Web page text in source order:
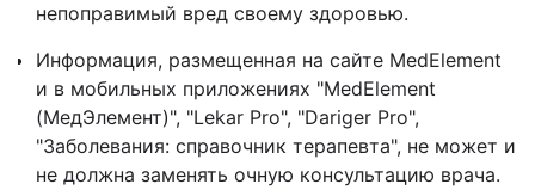
непоправимый вред своему здоровью.
Информация, размещенная на сайте MedElement
и в мобильных приложениях "MedElement
(МедЭлемент)", "Lekar Pro", "Dariger Pro",
"Заболевания: справочник терапевта", не может и
не должна заменять очную консультацию врача.